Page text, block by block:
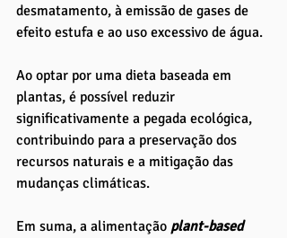
desmatamento, à emissão de gases de
efeito estufa e ao uso excessivo de água.
Ao optar por uma dieta baseada em
plantas, é possível reduzir
significativamente a pegada ecológica,
contribuindo para a preservação dos
recursos naturais e a mitigação das
mudanças climáticas.
Em suma, a alimentação plant-based